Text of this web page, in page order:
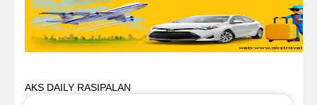
AKS DAILY RASIPALAN